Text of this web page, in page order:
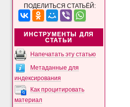
ПОДЕЛИТЬСЯ СТАТЬЁЙ:
ИНСТРУМЕНТЫ ДЛЯ
СТАТЬИ
Напечатать эту статью
Метаданные для
индексирования
Как процитировать
материал